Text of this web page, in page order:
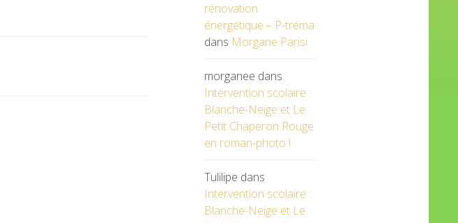
rénovation
énergétique – P-tréma
dans Morgane Parisi
morganee dans
Intervention scolaire :
Blanche-Neige et Le
Petit Chaperon Rouge
en roman-photo !
Tulilipe dans
Intervention scolaire :
Blanche-Neige et Le